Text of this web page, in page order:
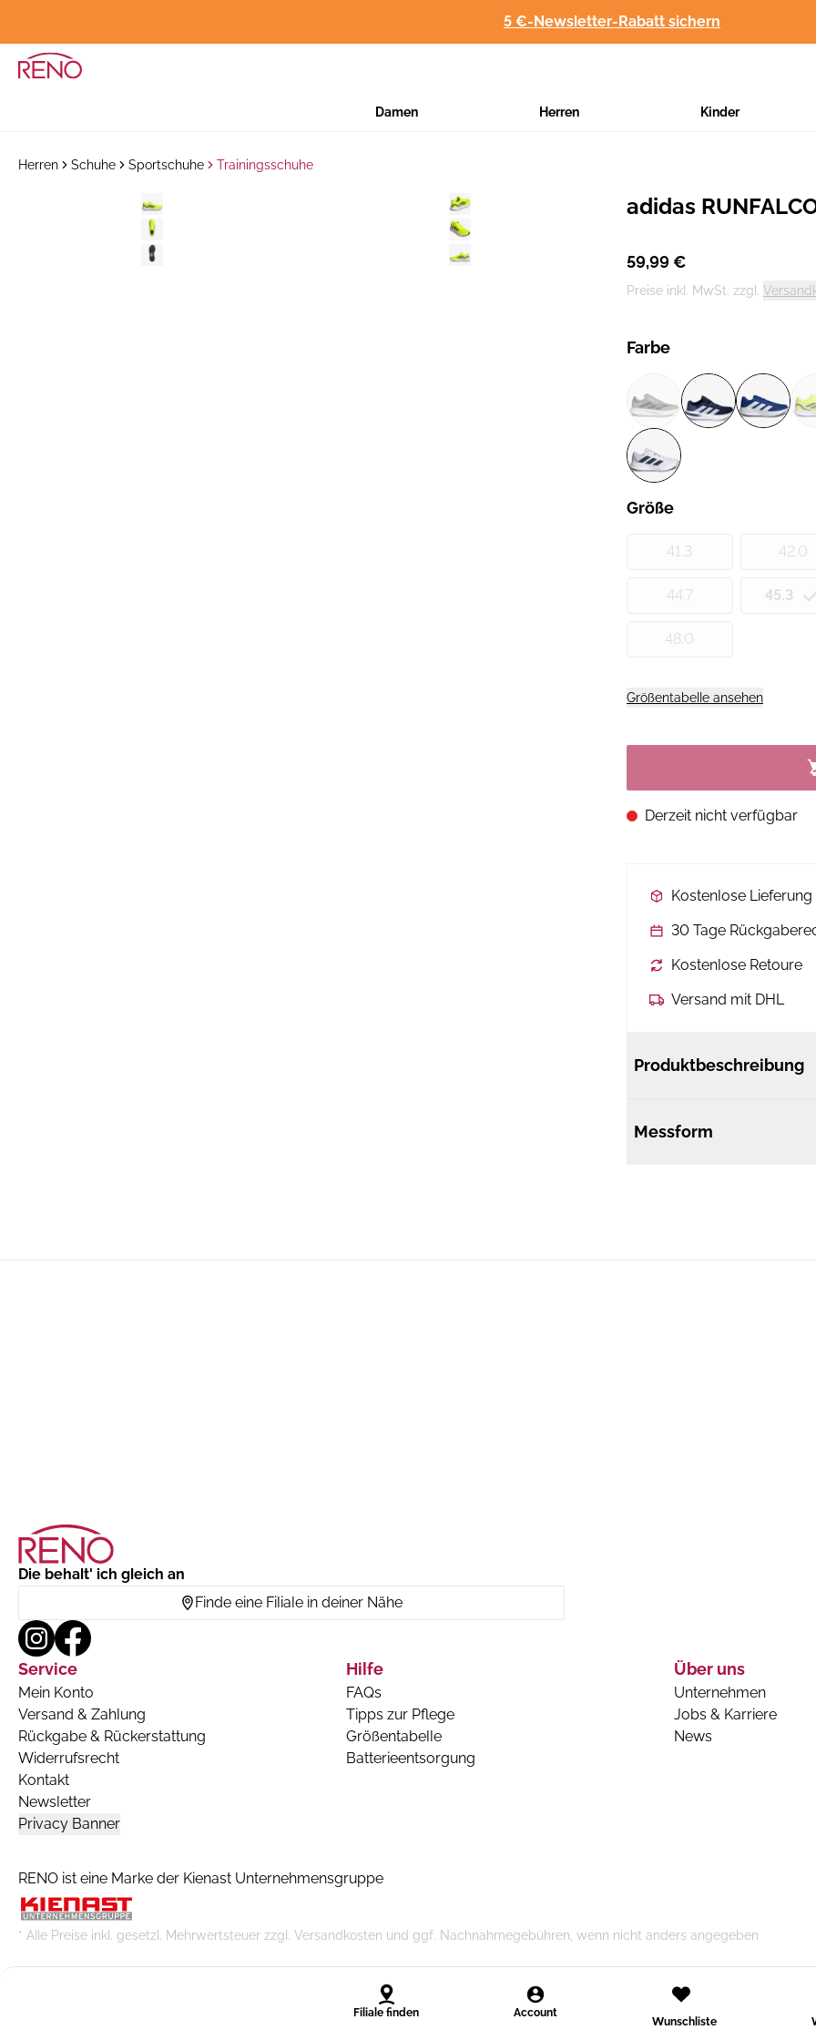
5 €-Newsletter-Rabatt sichern
Damen Herren Kinder
Herren Schuhe Sportschuhe Trainingsschuhe
Hersteller:
adidas
59,99 €
Preise inkl. MwSt. zzgl.
Farbe
Größe
41.3 42.0
44.7 45.3
48.0
Größentabelle ansehen
Derzeit nicht verfügbar
Kostenlose
30 Tage
Kostenlose Retoure
Versand mit DHL
Produktbeschreibung
Messform
Filiale finden Account
Wunschliste
Die behalt' ich gleich an
Finde eine Filiale in deiner Nähe
Service
Mein Konto
Versand & Zahlung
Rückgabe & Rückerstattung
Widerrufsrecht
Kontakt
Newsletter
Privacy Banner
Hilfe
FAQs
Tipps zur Pflege
Größentabelle
Batterieentsorgung
Über uns
Unternehmen
Jobs & Karriere
News
RENO ist eine Marke der Kienast Unternehmensgruppe
* Alle Preise inkl. gesetzl. Mehrwertsteuer zzgl. Versandkosten und ggf. Nachnahmegebühren, wenn nicht anders angegeben